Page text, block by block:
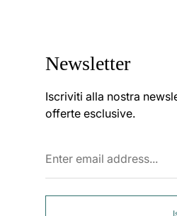
Newsletter
Iscriviti alla nostra
offerte esclusive.
email